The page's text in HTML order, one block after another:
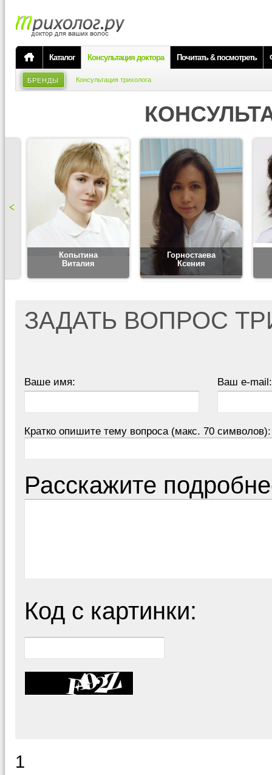
Каталог Консультация доктора Почитать & посмотреть
БРЕНДЫ Консультация трихолога
Копытина
Виталия
Горностаева
Ксения
ЗАДАТЬ ВОПРОС
Ваше имя: Ваш e-mail:
Кратко опишите тему вопроса (макс. 70 символов):
Расскажите
Код с картинки:
1